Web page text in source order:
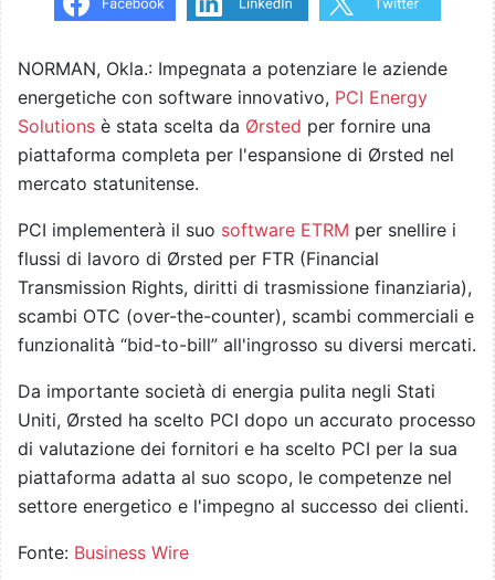
NORMAN, Okla.: Impegnata a potenziare le aziende
energetiche con software innovativo, PCI Energy
Solutions è stata scelta da Ørsted per fornire una
piattaforma completa per l'espansione di Ørsted nel
mercato statunitense.
PCI implementerà il suo software ETRM per snellire i
flussi di lavoro di Ørsted per FTR (Financial
Transmission Rights, diritti di trasmissione finanziaria),
scambi OTC (over-the-counter), scambi commerciali e
funzionalità “bid-to-bill” all'ingrosso su diversi mercati.
Da importante società di energia pulita negli Stati
Uniti, Ørsted ha scelto PCI dopo un accurato processo
di valutazione dei fornitori e ha scelto PCI per la sua
piattaforma adatta al suo scopo, le competenze nel
settore energetico e l'impegno al successo dei clienti.
Fonte: Business Wire